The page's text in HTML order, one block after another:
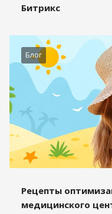
Битрикс
Блог
Рецепты
медицинского